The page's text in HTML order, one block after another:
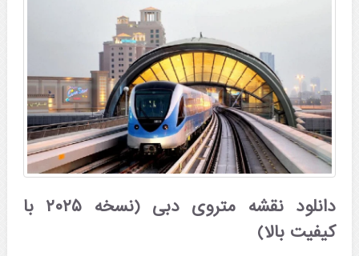
دانلود نقشه متروی دبی (نسخه ۲۰۲۵ با
کیفیت بالا)